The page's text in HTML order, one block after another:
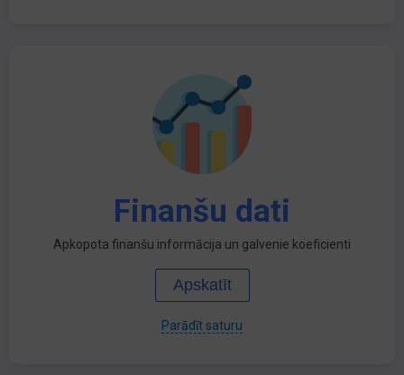
Finanšu dati
Apkopota finanšu informācija un galvenie koeficienti
Apskatīt
Parādīt saturu